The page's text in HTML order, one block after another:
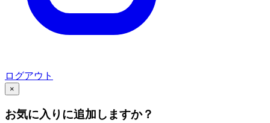
ログアウト
×
お気に入りに追加しますか？